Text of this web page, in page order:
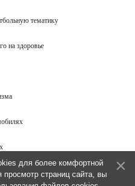
тематику
на здоровье
для более комфортной
страниц сайта, вы